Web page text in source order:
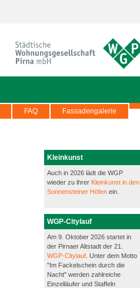
FAQ Fassadengalerie
Kleinkunst
Auch in 2026 lädt die WGP
wieder zu ihrer Kleinkunst in den
Sonnensteiner Höfen ein.
WGP-Citylauf
Am 9. Oktober 2026 startet in
der Pirnaer Altstadt der 21.
WGP-Citylauf . Unter dem Motto
"Im Fackelschein durch die
Nacht" werden zahlreiche
Einzelläufer und Staffeln